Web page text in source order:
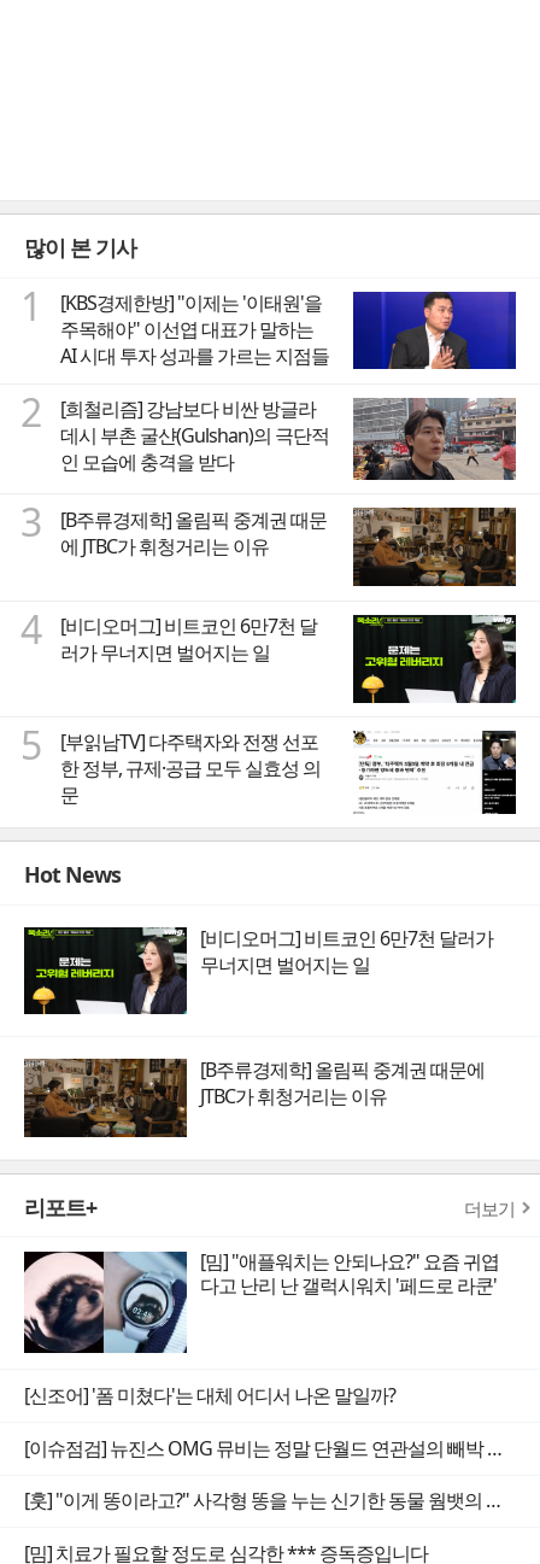
많이 본 기사
1
[KBS경제한방] "이제는 '이태원'을
주목해야" 이선엽 대표가 말하는
AI 시대 투자 성과를 가르는 지점들
2
[희철리즘] 강남보다 비싼 방글라
데시 부촌 굴샨(Gulshan)의 극단적
인 모습에 충격을 받다
3
[B주류경제학] 올림픽 중계권 때문
에 JTBC가 휘청거리는 이유
4
[비디오머그] 비트코인 6만7천 달
러가 무너지면 벌어지는 일
5
[부읽남TV] 다주택자와 전쟁 선포
한 정부, 규제·공급 모두 실효성 의
문
Hot News
[비디오머그] 비트코인 6만7천 달러가
무너지면 벌어지는 일
[B주류경제학] 올림픽 중계권 때문에
JTBC가 휘청거리는 이유
리포트+ 더보기
[밈] "애플워치는 안되나요?" 요즘 귀엽
다고 난리 난 갤럭시워치 '페드로 라쿤'
[신조어] '폼 미쳤다'는 대체 어디서 나온 말일까?
[이슈점검] 뉴진스 OMG 뮤비는 정말 단월드 연관설의 빼박 증거일까
[훗] "이게 똥이라고?" 사각형 똥을 누는 신기한 동물 웜뱃의 비밀
[밈] 치료가 필요할 정도로 심각한 *** 증독증입니다